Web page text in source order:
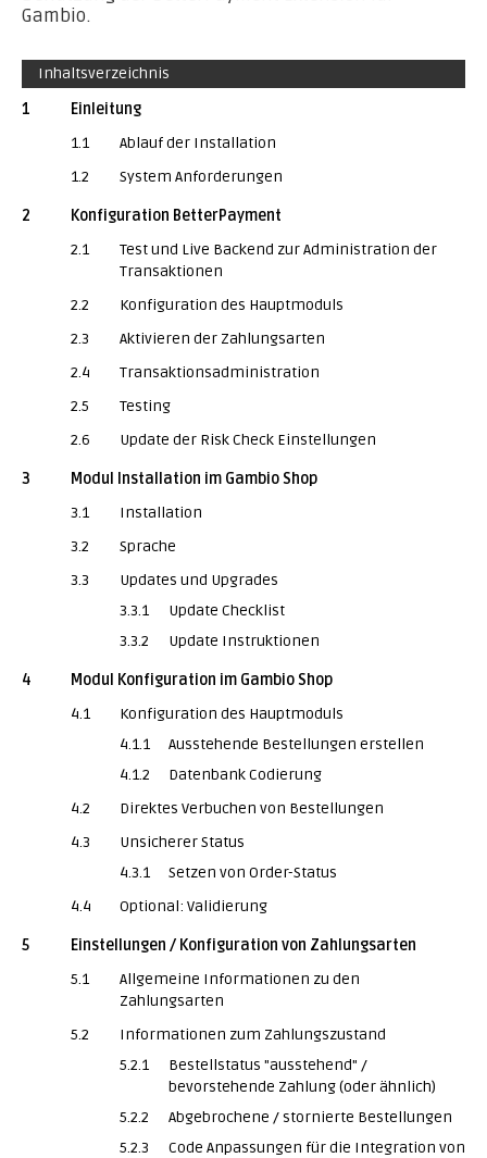
Gambio.
Inhaltsverzeichnis
1
Einleitung
1.1
Ablauf der Installation
1.2
System Anforderungen
2
Konfiguration BetterPayment
2.1
Test und Live Backend zur Administration der
Transaktionen
2.2
Konfiguration des Hauptmoduls
2.3
Aktivieren der Zahlungsarten
2.4
Transaktionsadministration
2.5
Testing
2.6
Update der Risk Check Einstellungen
3
Modul Installation im Gambio Shop
3.1
Installation
3.2
Sprache
3.3
Updates und Upgrades
3.3.1
Update Checklist
3.3.2
Update Instruktionen
4
Modul Konfiguration im Gambio Shop
4.1
Konfiguration des Hauptmoduls
4.1.1
Ausstehende Bestellungen erstellen
4.1.2
Datenbank Codierung
4.2
Direktes Verbuchen von Bestellungen
4.3
Unsicherer Status
4.3.1
Setzen von Order-Status
4.4
Optional: Validierung
5
Einstellungen / Konfiguration von Zahlungsarten
5.1
Allgemeine Informationen zu den
Zahlungsarten
5.2
Informationen zum Zahlungszustand
5.2.1
Bestellstatus "ausstehend" /
bevorstehende Zahlung (oder ähnlich)
5.2.2
Abgebrochene / stornierte Bestellungen
5.2.3
Code Anpassungen für die Integration von